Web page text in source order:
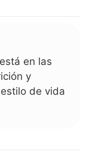
en las
y
de vida